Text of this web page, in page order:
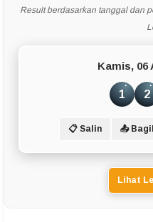
Result berdasarkan tanggal dan
Kamis, 06
1 2
📋 Salin 📤
Lihat